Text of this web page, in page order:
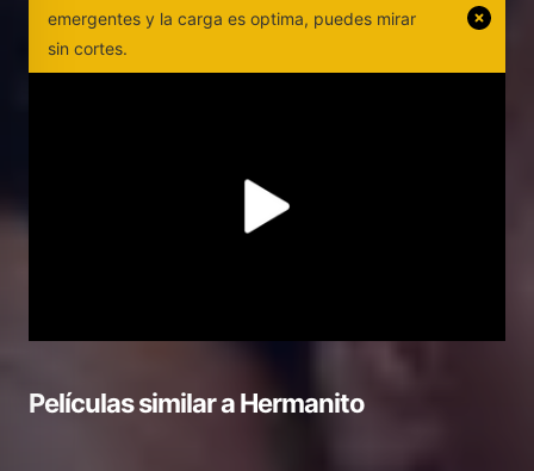
emergentes y la carga es optima, puedes mirar
sin cortes.
Películas similar aHermanito